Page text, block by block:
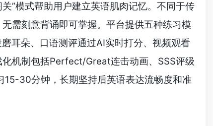
”模式帮助用户建立英语肌肉记忆。不同于传
需刻意背诵即可掌握。平台提供五种练习模
耳朵、口语测评通过AI实时打分、视频观看
机制包括Perfect/Great连击动画、SSS评级
15-30分钟，长期坚持后英语表达流畅度和准